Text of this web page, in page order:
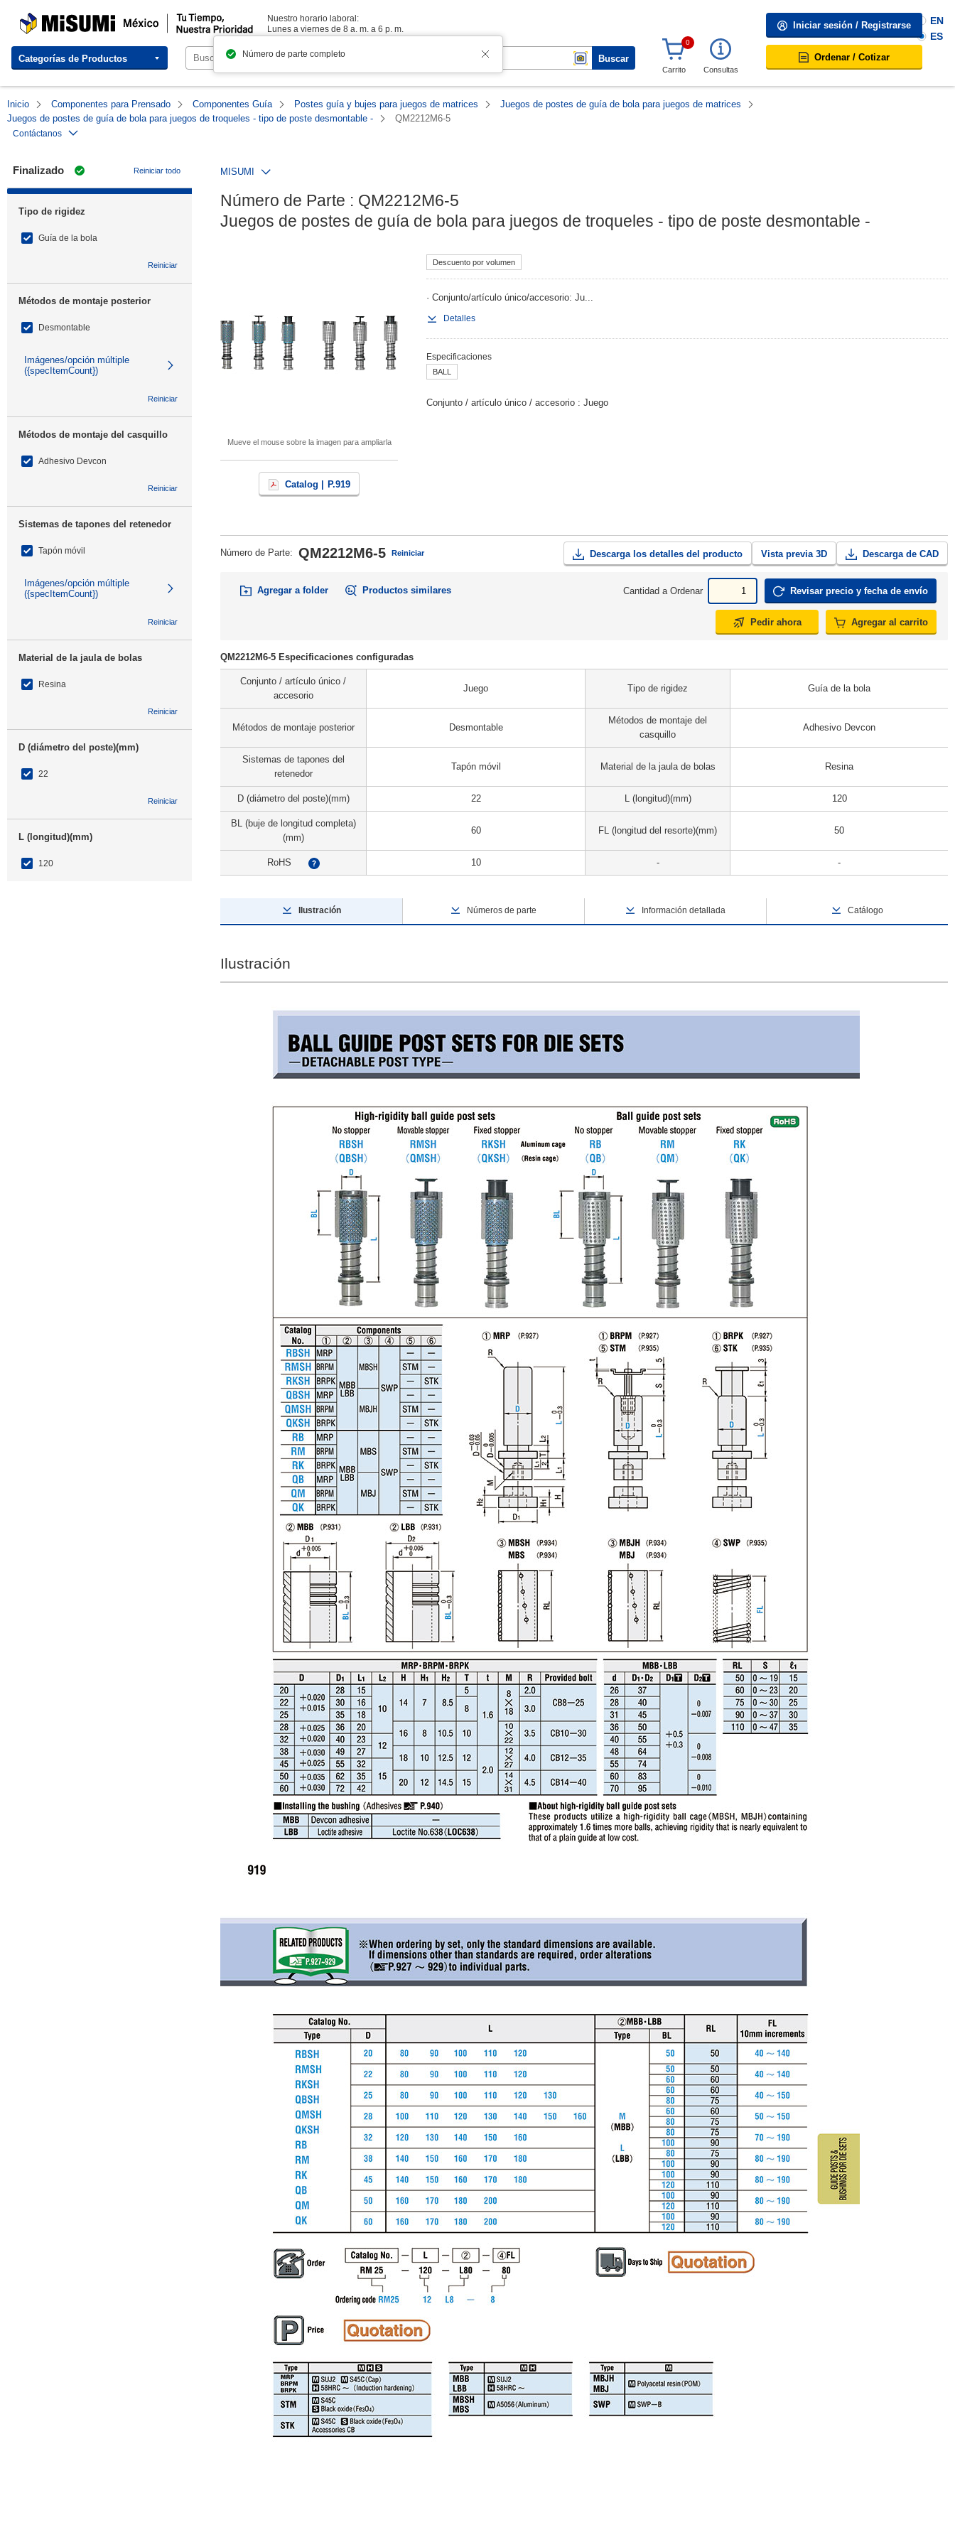
MISUMI México | Tu Tiempo, Nuestra Prioridad
Nuestro horario laboral:
Lunes a viernes de 8 a. m. a 6 p. m.
Categorías de Productos Buscar
Iniciar sesión / Registrarse
0
Carrito Consultas
Ordenar / Cotizar
EN
ES
Inicio Componentes para Prensado Componentes Guía Postes guía y bujes para juegos de matrices
Juegos de postes de guía de bola para juegos de matrices
Juegos de postes de guía de bola para juegos de troqueles - tipo de poste desmontable -
QM2212M6-5
Contáctanos
Finalizado Reiniciar todo
Tipo de rigidez
Guía de la bola
Reiniciar
Métodos de montaje posterior
Desmontable
Imágenes/opción múltiple
({specItemCount})
Reiniciar
Métodos de montaje del casquillo
Adhesivo Devcon
Reiniciar
Sistemas de tapones del retenedor
Tapón móvil
Imágenes/opción múltiple
({specItemCount})
Reiniciar
Material de la jaula de bolas
Resina
Reiniciar
D (diámetro del poste)(mm)
22
Reiniciar
L (longitud)(mm)
120
MISUMI
Número de Parte : QM2212M6-5
Juegos de postes de guía de bola para juegos de troqueles - tipo de poste desmontable -
Mueve el mouse sobre la imagen para ampliarla
Catalog | P.919
Descuento por volumen
· Conjunto/artículo único/accesorio: Ju...
Detalles
Especificaciones
BALL
Conjunto / artículo único / accesorio Juego
Número de Parte: QM2212M6-5 Reiniciar Descarga los detalles del producto Vista previa 3D Descarga de CAD
Agregar a folder Productos similares Cantidad a Ordenar Revisar precio y fecha de envío
Pedir ahora Agregar al carrito
QM2212M6-5 Especificaciones configuradas
Conjunto / artículo único /
accesorio
Juego Tipo de rigidez Guía de la bola
Métodos de montaje posterior Desmontable
Métodos de montaje del
casquillo
Adhesivo Devcon
Sistemas de tapones del
retenedor
Tapón móvil Material de la jaula de bolas Resina
D (diámetro del poste)(mm) 22 L (longitud)(mm) 120
BL (buje de longitud completa)
(mm)
60 FL (longitud del resorte)(mm) 50
RoHS ? 10 - -
Ilustración Números de parte Información detallada Catálogo
Ilustración
Número de parte completo